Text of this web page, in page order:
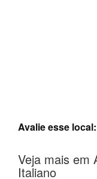
Avalie esse local:
Veja mais em
Italiano